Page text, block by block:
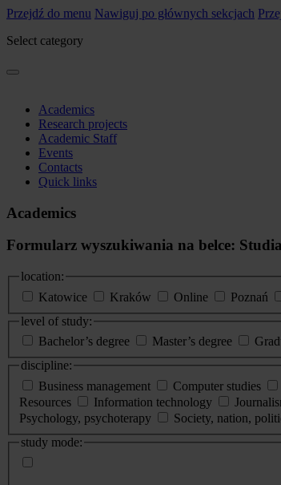
Przejdź do menu Nawiguj po głównych sekcjach
Select category
Academics
Research projects
Academic Staff
Events
Contacts
Quick links
Academics
Formularz wyszukiwania na belce: Studia
location:
Katowice
Kraków Online Poznań
level of study:
Bachelor’s degree
Master’s degree
discipline:
Business management
Computer studies
Resources
Information technology
Psychology, psychoterapy
Society, nation,
study mode: